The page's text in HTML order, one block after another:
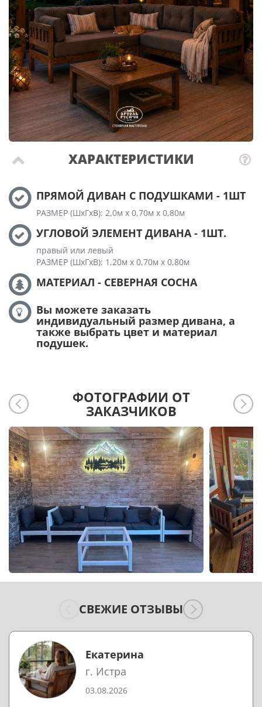
ХАРАКТЕРИСТИКИ
ПРЯМОЙ ДИВАН С ПОДУШКАМИ - 1ШТ
РАЗМЕР (ШхГхВ): 2,0м х 0,70м х 0,80м
УГЛОВОЙ ЭЛЕМЕНТ ДИВАНА - 1ШТ.
правый или левый
РАЗМЕР (ШхГхВ): 1,20м х 0,70м х 0,80м
МАТЕРИАЛ - СЕВЕРНАЯ СОСНА
Вы можете заказать
индивидуальный размер дивана, а
также выбрать цвет и материал
подушек.
ФОТОГРАФИИ ОТ
ЗАКАЗЧИКОВ
СВЕЖИЕ ОТЗЫВЫ
Екатерина
г. Истра
03.08.2026